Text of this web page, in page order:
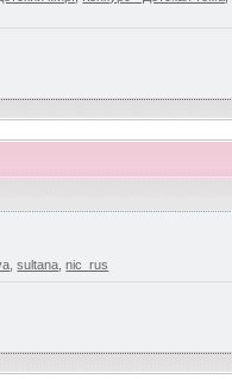
,sultana ,nic_rus